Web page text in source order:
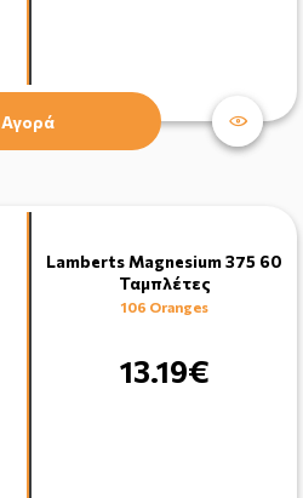
Αγορά
Lamberts Magnesium 375 60
Ταμπλέτες
106 Oranges
13.19€